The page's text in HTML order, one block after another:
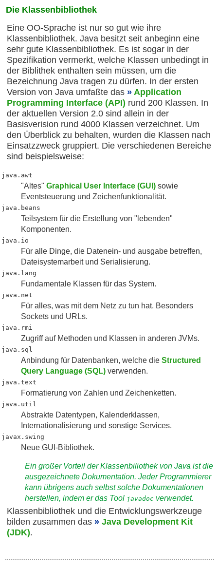
Die Klassenbibliothek
Eine OO-Sprache ist nur so gut wie ihre
Klassenbibliothek. Java besitzt seit anbeginn eine
sehr gute Klassenbibliothek. Es ist sogar in der
Spezifikation vermerkt, welche Klassen unbedingt in
der Biblithek enthalten sein müssen, um die
Bezeichnung Java tragen zu dürfen. In der ersten
Version von Java umfaßte das
Application
Programming Interface (API) rund 200 Klassen. In
der aktuellen Version 2.0 sind allein in der
Basisverision rund 4000 Klassen verzeichnet. Um
den Überblick zu behalten, wurden die Klassen nach
Einsatzzweck gruppiert. Die verschiedenen Bereiche
sind beispielsweise:
java.awt
"Altes"Graphical User Interface (GUI) sowie
Eventsteuerung und Zeichenfunktionalität.
java.beans
Teilsystem für die Erstellung von "lebenden"
Komponenten.
java.io
Für alle Dinge, die Datenein- und ausgabe betreffen,
Dateisystemarbeit und Serialisierung.
java.lang
Fundamentale Klassen für das System.
java.net
Für alles, was mit dem Netz zu tun hat. Besonders
Sockets und URLs.
java.rmi
Zugriff auf Methoden und Klassen in anderen JVMs.
java.sql
Anbindung für Datenbanken, welche dieStructured
Query Language (SQL) verwenden.
java.text
Formatierung von Zahlen und Zeichenketten.
java.util
Abstrakte Datentypen, Kalenderklassen,
Internationalisierung und sonstige Services.
javax.swing
Neue GUI-Bibliothek.
Ein großer Vorteil der Klassenbiliothek von Java ist die
ausgezeichnete Dokumentation. Jeder Programmierer
kann übrigens auch selbst solche Dokumentationen
herstellen, indem er das Tool javadoc verwendet.
Klassenbibliothek und die Entwicklungswerkzeuge
bilden zusammen das
Java Development Kit
(JDK).